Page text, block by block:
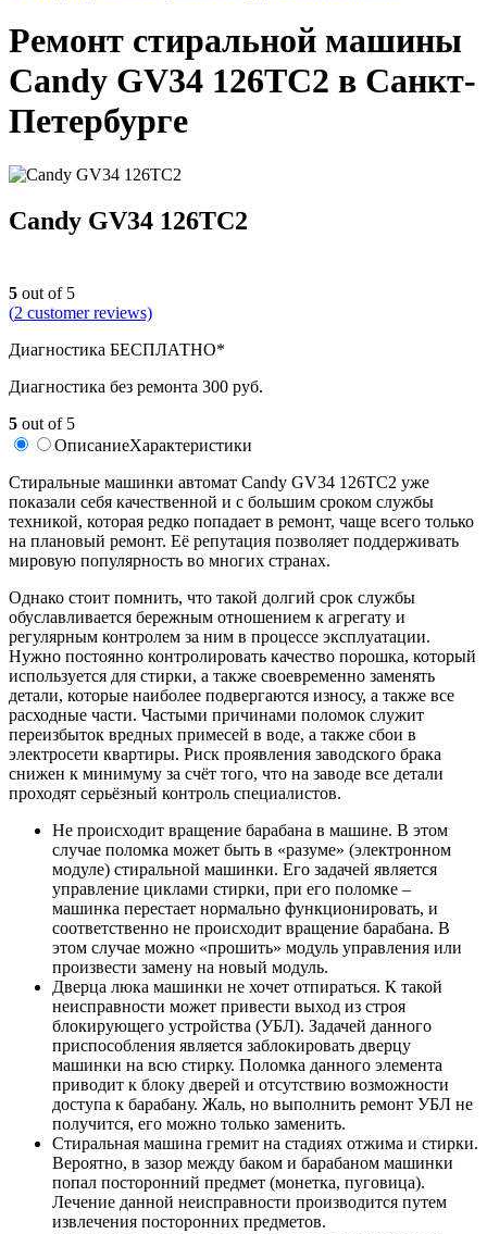
Ремонт стиральной машины
Candy GV34 126TC2 в Санкт-
Петербурге
Candy GV34 126TC2
5 out of 5
(2 customer reviews)
Диагностика БЕСПЛАТНО*
Диагностика без ремонта 300 руб.
5 out of 5
ОписаниеХарактеристики
Стиральные машинки автомат Candy GV34 126TC2 уже
показали себя качественной и с большим сроком службы
техникой, которая редко попадает в ремонт, чаще всего только
на плановый ремонт. Её репутация позволяет поддерживать
мировую популярность во многих странах.
Однако стоит помнить, что такой долгий срок службы
обуславливается бережным отношением к агрегату и
регулярным контролем за ним в процессе эксплуатации.
Нужно постоянно контролировать качество порошка, который
используется для стирки, а также своевременно заменять
детали, которые наиболее подвергаются износу, а также все
расходные части. Частыми причинами поломок служит
переизбыток вредных примесей в воде, а также сбои в
электросети квартиры. Риск проявления заводского брака
снижен к минимуму за счёт того, что на заводе все детали
проходят серьёзный контроль специалистов.
Не происходит вращение барабана в машине. В этом
случае поломка может быть в «разуме» (электронном
модуле) стиральной машинки. Его задачей является
управление циклами стирки, при его поломке –
машинка перестает нормально функционировать, и
соответственно не происходит вращение барабана. В
этом случае можно «прошить» модуль управления или
произвести замену на новый модуль.
Дверца люка машинки не хочет отпираться. К такой
неисправности может привести выход из строя
блокирующего устройства (УБЛ). Задачей данного
приспособления является заблокировать дверцу
машинки на всю стирку. Поломка данного элемента
приводит к блоку дверей и отсутствию возможности
доступа к барабану. Жаль, но выполнить ремонт УБЛ не
получится, его можно только заменить.
Стиральная машина гремит на стадиях отжима и стирки.
Вероятно, в зазор между баком и барабаном машинки
попал посторонний предмет (монетка, пуговица).
Лечение данной неисправности производится путем
извлечения посторонних предметов.